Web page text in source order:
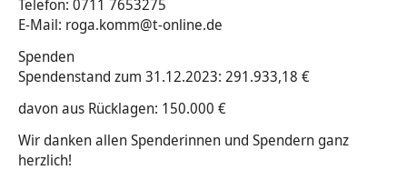
Telefon: 0711 7653275
E-Mail: roga.komm@t-online.de
Spenden
Spendenstand zum 31.12.2023: 291.933,18 €
davon aus Rücklagen: 150.000 €
Wir danken allen Spenderinnen und Spendern ganz
herzlich!